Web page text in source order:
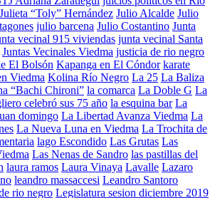
Julieta “Toly” Hernández Julio Alcalde Julio
julio barcena Julio Costantino Junta
vecinal 915 viviendas junta vecinal Santa
Juntas Vecinales Viedma justicia de rio negro
El Bolsón Kapanga en El Cóndor karate
Viedma Kolina Río Negro La 25 La Baliza
“Bachi Chironi” la comarca La Doble G La
celebró sus 75 año la esquina bar La
domingo La Libertad Avanza Viedma La
La Nueva Luna en Viedma La Trochita de
lago Escondido Las Grutas Las
Las Nenas de Sandro las pastillas del
laura ramos Laura Vinaya Lavalle Lazaro
leandro massaccesi Leandro Santoro
rio negro Legislatura sesion diciembre 2019